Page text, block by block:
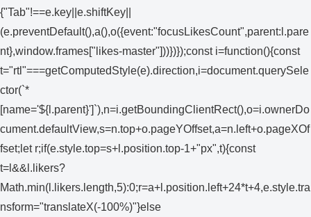
{"Tab"!==e.key||e.shiftKey||
(e.preventDefault(),a(),o({event:"focusLikesCount",parent:l.pare
nt},window.frames["likes-master"]))})});const i=function(){const
t="rtl"===getComputedStyle(e).direction,i=document.querySele
ctor(`*
[name='${l.parent}']`),n=i.getBoundingClientRect(),o=i.ownerDo
cument.defaultView,s=n.top+o.pageYOffset,a=n.left+o.pageXOf
fset;let r;if(e.style.top=s+l.position.top-1+"px",t){const
t=l&&l.likers?
Math.min(l.likers.length,5):0;r=a+l.position.left+24*t+4,e.style.tra
nsform="translateX(-100%)"}else